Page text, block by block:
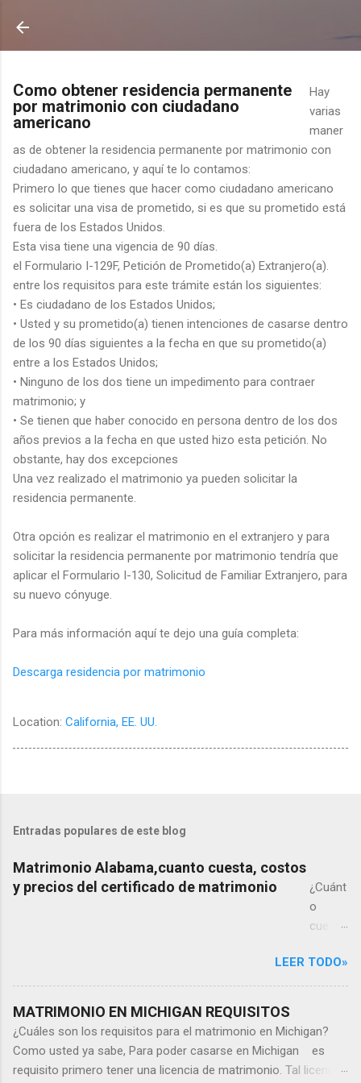
Como obtener residencia permanente
por matrimonio con ciudadano
americano
Hay
varias
maner
as de obtener la residencia permanente por matrimonio con
ciudadano americano, y aquí te lo contamos:
Primero lo que tienes que hacer como ciudadano americano
es solicitar una visa de prometido, si es que su prometido está
fuera de los Estados Unidos.
Esta visa tiene una vigencia de 90 días.
el Formulario I-129F, Petición de Prometido(a) Extranjero(a).
entre los requisitos para este trámite están los siguientes:
• Es ciudadano de los Estados Unidos;
• Usted y su prometido(a) tienen intenciones de casarse dentro
de los 90 días siguientes a la fecha en que su prometido(a)
entre a los Estados Unidos;
• Ninguno de los dos tiene un impedimento para contraer
matrimonio; y
• Se tienen que haber conocido en persona dentro de los dos
años previos a la fecha en que usted hizo esta petición. No
obstante, hay dos excepciones
Una vez realizado el matrimonio ya pueden solicitar la
residencia permanente.
Otra opción es realizar el matrimonio en el extranjero y para
solicitar la residencia permanente por matrimonio tendría que
aplicar el Formulario I-130, Solicitud de Familiar Extranjero, para
su nuevo cónyuge.
Para más información aquí te dejo una guía completa:
Descarga residencia por matrimonio
Location: California, EE. UU.
Entradas populares de este blog
Matrimonio Alabama,cuanto cuesta, costos
y precios del certificado de matrimonio
¿Cuánt
o
cuesta
matrim
onio
LEER TODO»
MATRIMONIO EN MICHIGAN REQUISITOS
¿Cuáles son los requisitos para el matrimonio en Michigan?
Como usted ya sabe, Para poder casarse en Michigan es
requisito primero tener una licencia de matrimonio. Tal licencia